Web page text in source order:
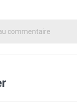
commentaire